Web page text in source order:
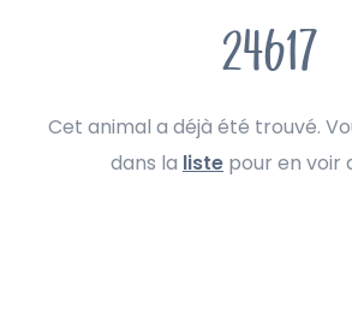
24617
Cet animal a déjà été trouvé.
dans la liste pour en voir